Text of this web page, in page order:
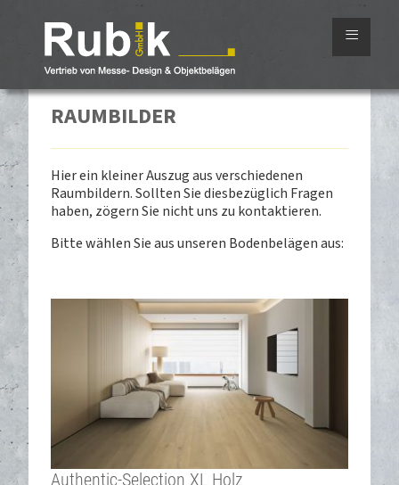
≡
RAUMBILDER
Hier ein kleiner Auszug aus verschiedenen
Raumbildern. Sollten Sie diesbezüglich Fragen
haben, zögern Sie nicht uns zu kontaktieren.
Bitte wählen Sie aus unseren Bodenbelägen aus:
Authentic-Selection XL Holz